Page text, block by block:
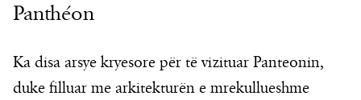
Panthéon
Ka disa arsye kryesore për të vizituar Panteonin,
duke filluar me arkitekturën e mrekullueshme